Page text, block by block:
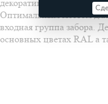
декоративный элемент.
Оптимальным местом для
входная группа забора.
основных цветах RAL а